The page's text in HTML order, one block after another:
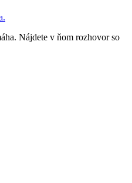
Nájdete v ňom rozhovor so